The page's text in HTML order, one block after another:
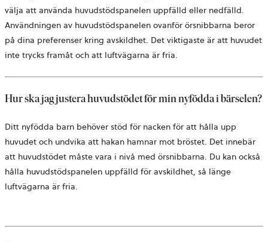
välja att använda huvudstödspanelen uppfälld eller nedfälld.
Användningen av huvudstödspanelen ovanför örsnibbarna beror
på dina preferenser kring avskildhet. Det viktigaste är att huvudet
inte trycks framåt och att luftvägarna är fria.
Hur ska jag justera huvudstödet för min nyfödda i bärselen?
Ditt nyfödda barn behöver stöd för nacken för att hålla upp
huvudet och undvika att hakan hamnar mot bröstet. Det innebär
att huvudstödet måste vara i nivå med örsnibbarna. Du kan också
hålla huvudstödspanelen uppfälld för avskildhet, så länge
luftvägarna är fria.